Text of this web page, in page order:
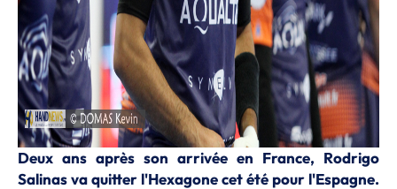
Deux ans après son arrivée en France, Rodrigo
Salinas va quitter l'Hexagone cet été pour l'Espagne.